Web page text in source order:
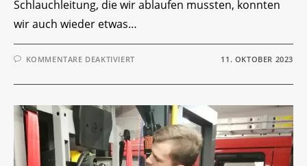
Schlauchleitung, die wir ablaufen mussten, konnten
wir auch wieder etwas…
KOMMENTARE DEAKTIVIERTFÜR
UND
11. OKTOBER 2023